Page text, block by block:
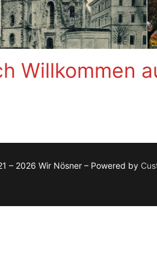
Willkommen
– 2026 Wir Nösner – Powered by